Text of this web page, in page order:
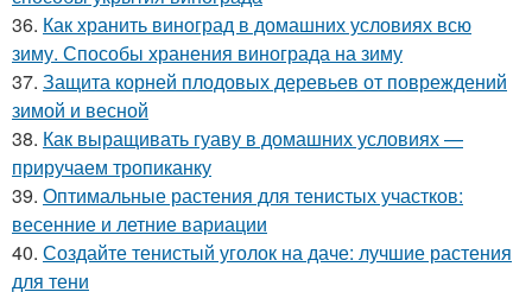
36. Как хранить виноград в домашних условиях всю
зиму. Способы хранения винограда на зиму
37. Защита корней плодовых деревьев от повреждений
зимой и весной
38. Как выращивать гуаву в домашних условиях —
приручаем тропиканку
39. Оптимальные растения для тенистых участков:
весенние и летние вариации
40. Создайте тенистый уголок на даче: лучшие растения
для тени